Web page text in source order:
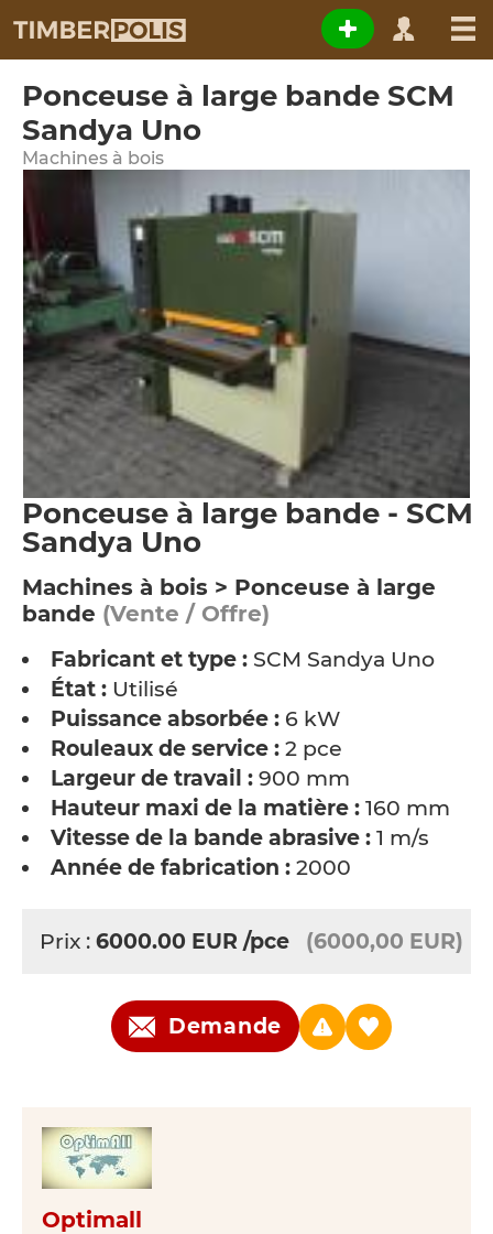
Ponceuse à large bande SCM
Sandya Uno
Machines à bois
Ponceuse à large bande - SCM
Sandya Uno
Machines à bois > Ponceuse à large
bande (Vente / Offre)
Fabricant et type : SCM Sandya Uno
État : Utilisé
Puissance absorbée : 6 kW
Rouleaux de service : 2 pce
Largeur de travail : 900 mm
Hauteur maxi de la matière : 160 mm
Vitesse de la bande abrasive : 1 m/s
Année de fabrication : 2000
Prix : 6000.00 EUR /pce (6000,00 EUR)
Demande
Optimall